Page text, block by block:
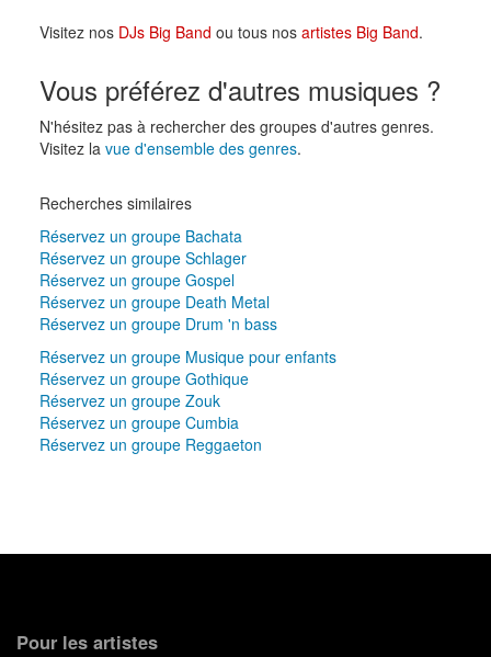
Visitez nos DJs Big Band ou tous nos artistes Big Band.
Vous préférez d'autres musiques ?
N'hésitez pas à rechercher des groupes d'autres genres.
Visitez la vue d'ensemble des genres.
Recherches similaires
Réservez un groupe Bachata
Réservez un groupe Schlager
Réservez un groupe Gospel
Réservez un groupe Death Metal
Réservez un groupe Drum 'n bass
Réservez un groupe Musique pour enfants
Réservez un groupe Gothique
Réservez un groupe Zouk
Réservez un groupe Cumbia
Réservez un groupe Reggaeton
Pour les artistes